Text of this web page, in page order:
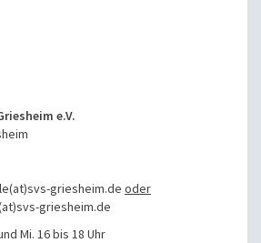
e.V.
griesheim.de oder
griesheim.de
Mi. 16 bis 18 Uhr